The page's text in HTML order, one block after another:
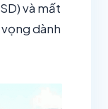
và mất
dành